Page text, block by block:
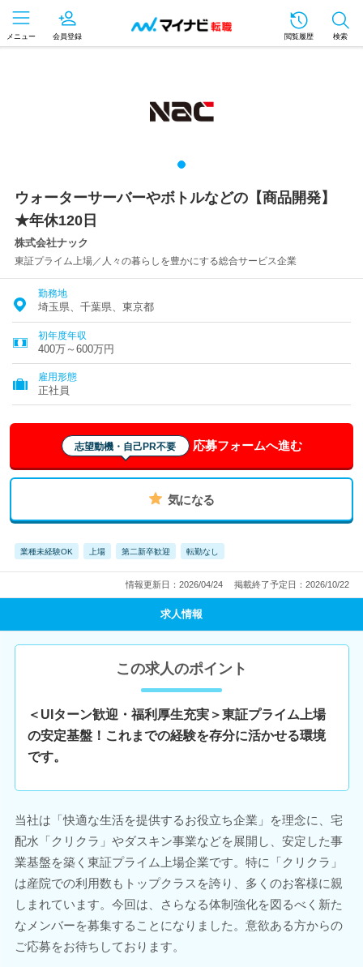
メニュー 会員登録 閲覧履歴 検索
ウォーターサーバーやボトルなどの【商品開発】
★年休120日
株式会社ナック
東証プライム上場／人々の暮らしを豊かにする総合サービス企業
勤務地
埼玉県、千葉県、東京都
初年度年収
400万～600万円
雇用形態
正社員
志望動機・自己PR不要 応募フォームへ進む
気になる
業種未経験OK 上場 第二新卒歓迎 転勤なし
情報更新日：2026/04/24 掲載終了予定日：2026/10/22
求人情報
この求人のポイント
＜UIターン歓迎・福利厚生充実＞東証プライム上場
の安定基盤！これまでの経験を存分に活かせる環境
です。
当社は「快適な生活を提供するお役立ち企業」を理念に、宅
配水「クリクラ」やダスキン事業などを展開し、安定した事
業基盤を築く東証プライム上場企業です。特に「クリクラ」
は産院での利用数もトップクラスを誇り、多くのお客様に親
しまれています。今回は、さらなる体制強化を図るべく新た
なメンバーを募集することになりました。意欲ある方からの
ご応募をお待ちしております。